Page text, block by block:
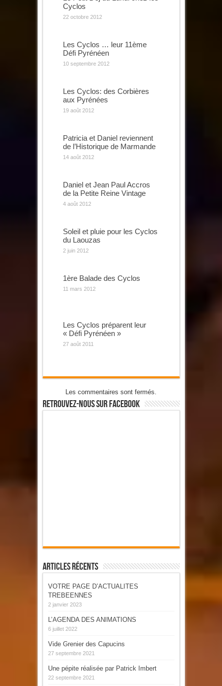
Cyclos
22 octobre 2012
Les Cyclos … leur 11ème
Défi Pyrénéen
10 septembre 2012
Les Cyclos: des Corbières
aux Pyrénées
19 août 2012
Patricia et Daniel reviennent
de l’Historique de Marmande
14 août 2012
Daniel et Jean Paul Accros
de la Petite Reine Vintage
4 août 2012
Soleil et pluie pour les Cyclos
du Laouzas
2 juin 2012
1ère Balade des Cyclos
11 mars 2012
Les Cyclos préparent leur
« Défi Pyrénéen »
27 août 2011
Les commentaires sont fermés.
Retrouvez-Nous Sur Facebook
Articles Récents
VOTRE PAGE D’ACTUALITES
TREBEENNES
2 janvier 2023
L’AGENDA DES ANIMATIONS
6 juillet 2022
Vide Grenier des Capucins
27 septembre 2021
Une pépite réalisée par Patrick Imbert
22 septembre 2021